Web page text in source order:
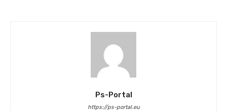
Ps-Portal
https://ps-portal.eu